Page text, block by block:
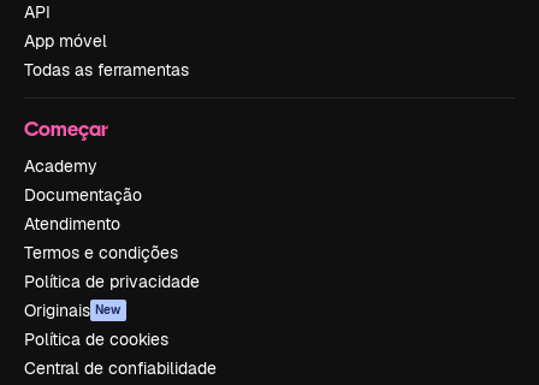
API
App móvel
Todas as ferramentas
Começar
Academy
Documentação
Atendimento
Termos e condições
Política de privacidade
Originais New
Política de cookies
Central de confiabilidade